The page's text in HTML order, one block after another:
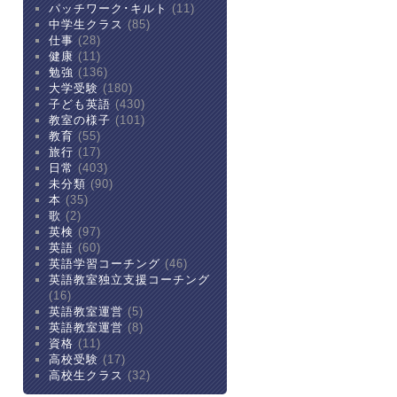
パッチワーク･キルト
(11)
中学生クラス (85)
仕事 (28)
健康 (11)
勉強 (136)
大学受験 (180)
子ども英語 (430)
教室の様子 (101)
教育 (55)
旅行 (17)
日常 (403)
未分類 (90)
本 (35)
歌 (2)
英検 (97)
英語 (60)
英語学習コーチング (46)
英語教室独立支援コーチング
(16)
英語教室運営 (5)
英語教室運営 (8)
資格 (11)
高校受験 (17)
高校生クラス (32)